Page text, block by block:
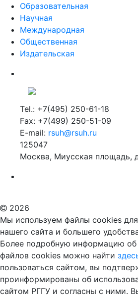
Образовательная
Научная
Международная
Общественная
Издательская
Tel.: +7(495) 250-61-18
Fax: +7(499) 250-51-09
E-mail: rsuh@rsuh.ru
125047
Москва, Миусская площадь,
2026
Мы используем файлы cookies
нашего сайта и большего
Более подробную информацию об
файлов cookies можно найти
пользоваться сайтом, вы
проинформированы об
сайтом РГГУ и согласны с ними.